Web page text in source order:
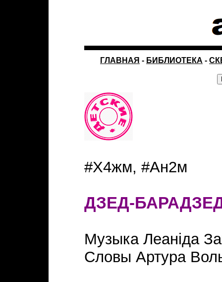
ГЛАВНАЯ - БИБЛИОТЕКА -
#Х4жм, #Ан2м
ДЗЕД-
Музыка Леанiда
Словы Артура